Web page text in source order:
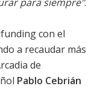
con el
a recaudar más
de
Pablo Cebrián